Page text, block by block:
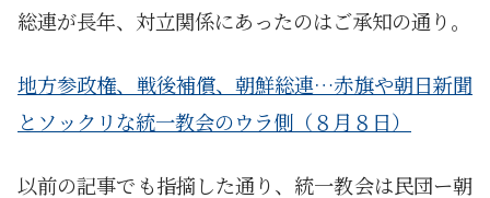
総連が長年、対立関係にあったのはご承知の通り。
地方参政権、戦後補償、朝鮮総連…赤旗や朝日新聞
とソックリな統一教会のウラ側（８月８日）
以前の記事でも指摘した通り、統一教会は民団ー朝